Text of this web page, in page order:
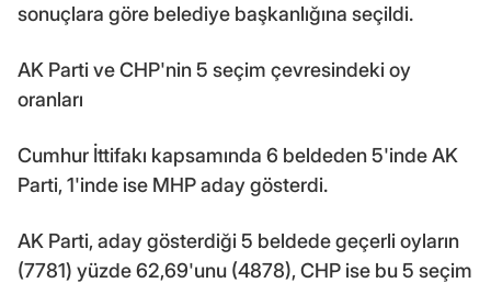
sonuçlara göre belediye başkanlığına seçildi.
AK Parti ve CHP'nin 5 seçim çevresindeki oy
oranları
Cumhur İttifakı kapsamında 6 beldeden 5'inde AK
Parti, 1'inde ise MHP aday gösterdi.
AK Parti, aday gösterdiği 5 beldede geçerli oyların
(7781) yüzde 62,69'unu (4878), CHP ise bu 5 seçim